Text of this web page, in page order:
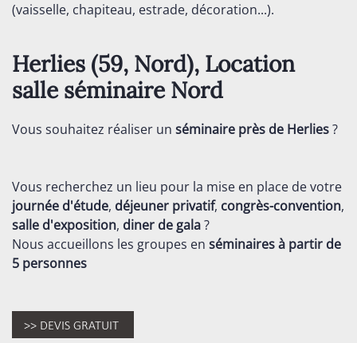
(vaisselle, chapiteau, estrade, décoration...).
Herlies (59, Nord), Location
salle séminaireNord
Vous souhaitez réaliser un séminaire près de Herlies?
Vous recherchez un lieu pour la mise en place de votre
journée d'étude, déjeuner privatif, congrès-convention,
salle d'exposition, diner de gala?
Nous accueillons les groupes en séminairesà partir de
5 personnes